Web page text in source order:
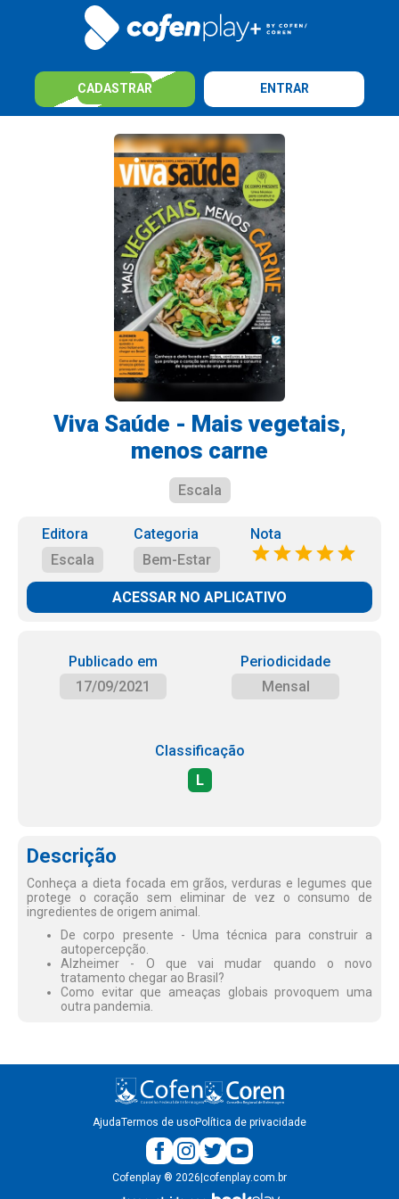
CADASTRAR ENTRAR
Viva Saúde - Mais vegetais,
menos carne
Escala
Editora
Escala
Categoria
Bem-Estar
Nota
ACESSAR NO APLICATIVO
Publicado em
17/09/2021
Periodicidade
Mensal
Classificação
L
Descrição
Conheça a dieta focada em grãos, verduras e legumes que
protege o coração sem eliminar de vez o consumo de
ingredientes de origem animal.
De corpo presente - Uma técnica para construir a
autopercepção.
Alzheimer - O que vai mudar quando o novo
tratamento chegar ao Brasil?
Como evitar que ameaças globais provoquem uma
outra pandemia.
AjudaTermos de usoPolítica de privacidade
Cofenplay ® 2026 cofenplay.com.br